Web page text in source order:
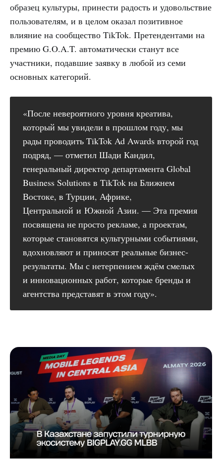
образец культуры, принести радость и удовольствие
пользователям, и в целом оказал позитивное
влияние на сообщество TikTok. Претендентами на
премию G.O.A.T. автоматически станут все
участники, подавшие заявку в любой из семи
основных категорий.
«После невероятного уровня креатива,
который мы увидели в прошлом году, мы
рады проводить TikTok Ad Awards второй год
подряд, — отметил Шади Кандил,
генеральный директор департамента Global
Business Solutions в TikTok на Ближнем
Востоке, в Турции, Африке,
Центральной и Южной Азии. — Эта премия
посвящена не просто рекламе, а проектам,
которые становятся культурными событиями,
вдохновляют и приносят реальные бизнес-
результаты. Мы с нетерпением ждём смелых
и инновационных работ, которые бренды и
агентства представят в этом году».